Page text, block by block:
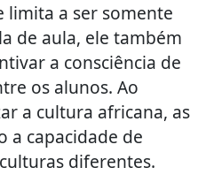
limita a ser somente
de aula, ele também
a consciência de
os alunos. Ao
a cultura africana, as
a capacidade de
diferentes.